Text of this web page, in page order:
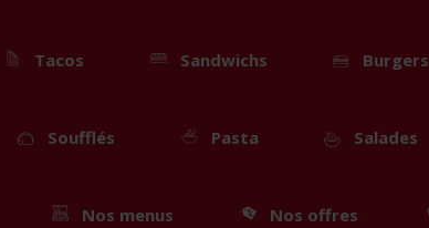
Tacos Sandwichs Burgers
Soufflés Pasta Salades
Nos menus Nos offres